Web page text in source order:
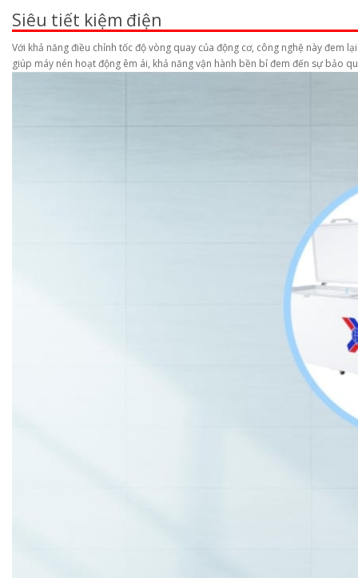
Siêu tiết kiệm điện
Với khả năng điều chỉnh tốc độ vòng quay của động cơ, công nghệ này đem
giúp máy nén hoạt động êm ái, khả năng vận hành bền bỉ đem đến sự bảo